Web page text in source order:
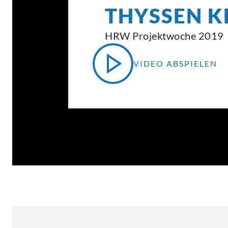
THYSSEN
HRW Projektwoche 2019
VIDEO ABSPIELEN